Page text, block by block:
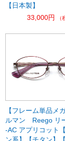
【日本製】
33,000円
（
【フレーム単品
ルマン Reego リ
-AC アプリコット
ン系】【チタン】